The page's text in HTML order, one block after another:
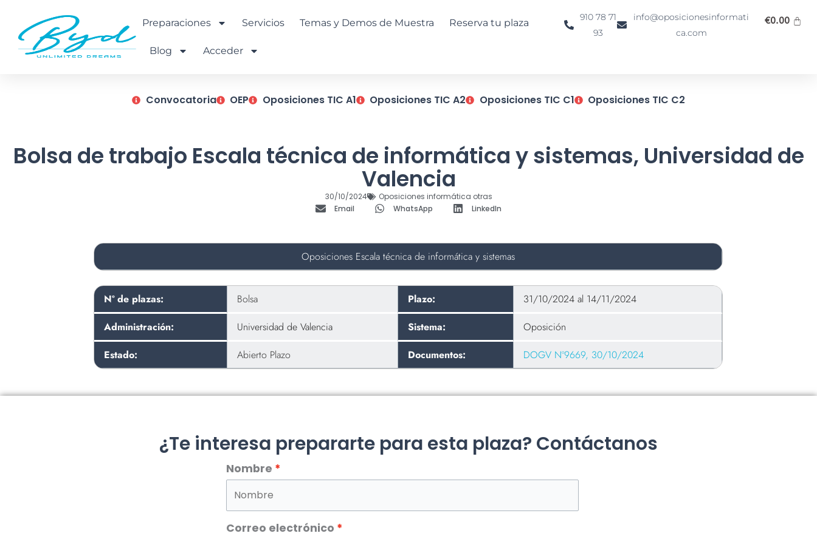
contenido
Preparaciones Servicios Temas y Demos de Muestra Reserva tu plaza
Blog Acceder
910 78 71
93
info@oposicionesinformati
ca.com
€0.00
Convocatoria OEP Oposiciones TIC A1 Oposiciones TIC A2 Oposiciones TIC C1 Oposiciones TIC C2
Bolsa de trabajo Escala técnica de informática y sistemas, Universidad de
Valencia
30/10/2024
Oposiciones informática otras
Email
WhatsApp LinkedIn
Oposiciones Escala técnica de informática y sistemas
Nº de plazas: Bolsa Plazo:
31/10/2024 al 14/11/2024
Administración:
Universidad de Valencia Sistema:
Oposición
Estado:
Abierto Plazo Documentos: DOGV Nº9669, 30/10/2024
¿Te interesa prepararte para esta plaza? Contáctanos
Nombre
Correo electrónico